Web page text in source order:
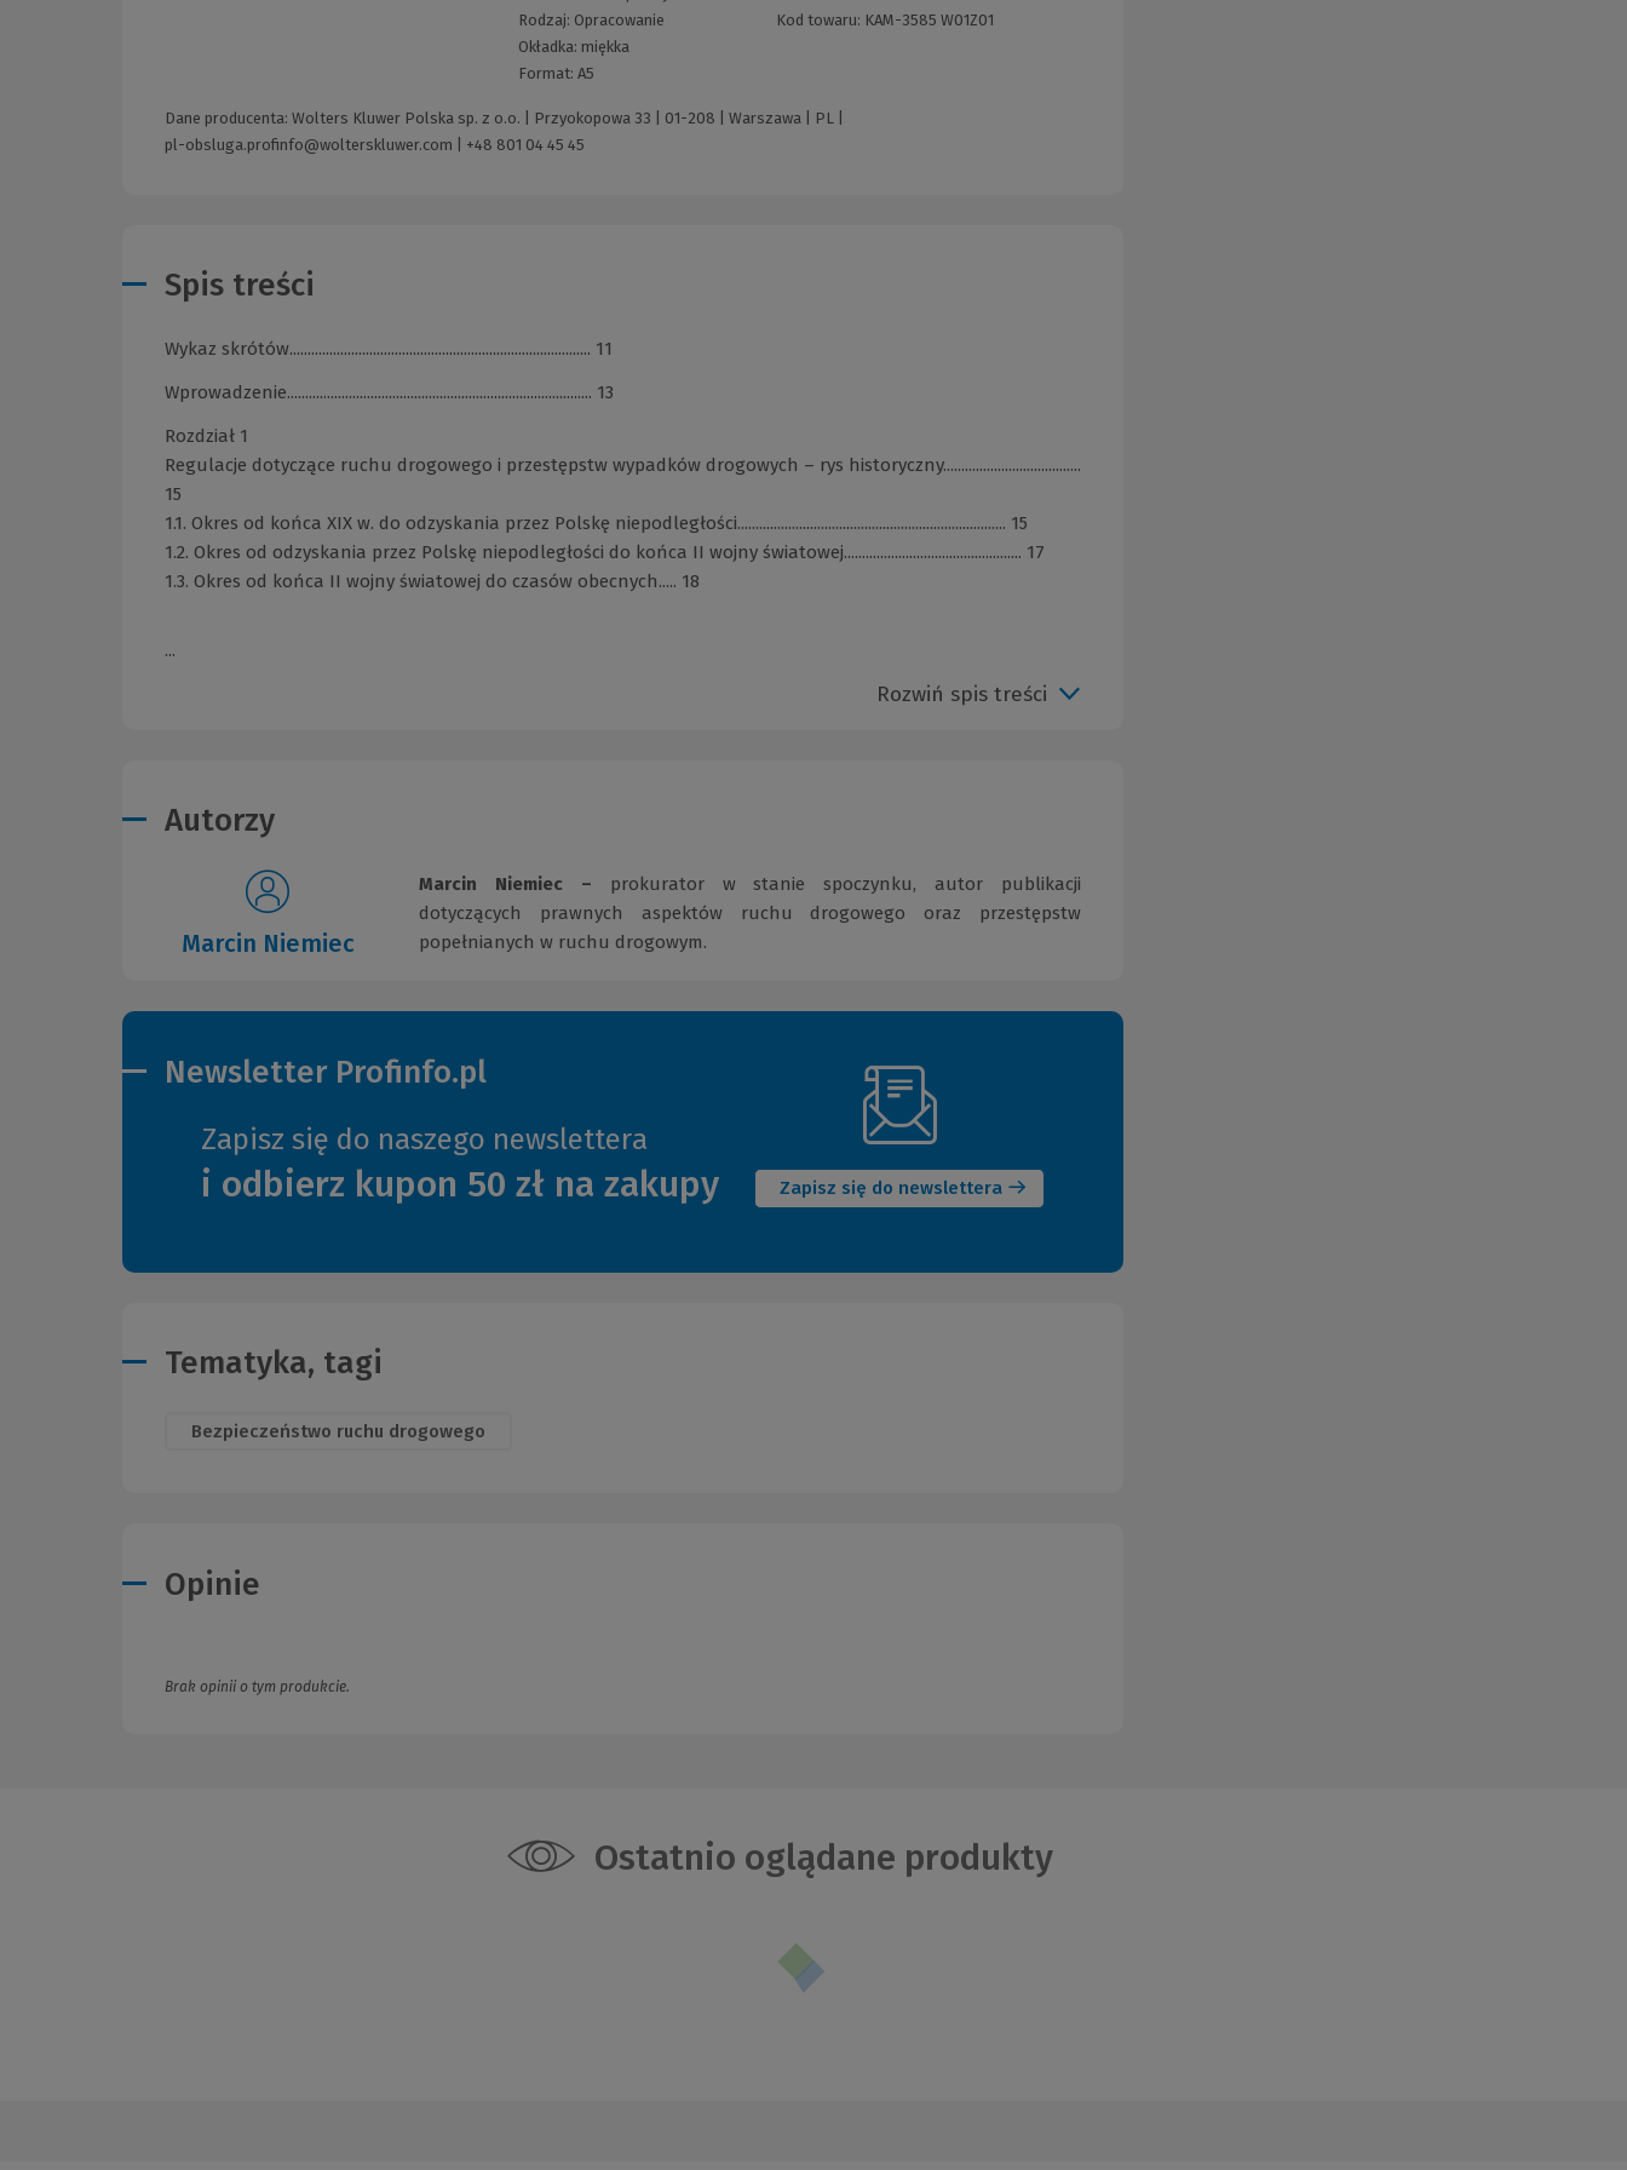
Rodzaj: Opracowanie
Okładka: miękka
Format:A5
Kod towaru: KAM-3585 W01Z01
Dane producenta: Wolters Kluwer Polska sp. z o.o. | Przyokopowa 33 | 01-208 | Warszawa | PL |
pl-obsluga.profinfo@wolterskluwer.com
+48 801 04 45 45
Spis treści
Wykaz skrótów................................................................................... 11
Wprowadzenie.................................................................................... 13
Rozdział 1
Regulacje dotyczące ruchu drogowego i przestępstw wypadków drogowych – rys historyczny......................................
15
1.1. Okres od końca XIX w. do odzyskania przez Polskę niepodległości.......................................................................... 15
1.2. Okres od odzyskania przez Polskę niepodległości do końca II wojny światowej................................................. 17
1.3. Okres od końca II wojny światowej do czasów obecnych..... 18
...
Rozwiń spis treści
Autorzy
Marcin Niemiec
Marcin Niemiec – prokurator w stanie spoczynku, autor publikacji
dotyczących prawnych aspektów ruchu drogowego oraz przestępstw
popełnianych w ruchu drogowym.
Newsletter Profinfo.pl
Zapisz się do naszego newslettera
i odbierz kupon 50 zł na zakupy Zapisz się do newslettera
okno)
Tematyka, tagi
Bezpieczeństwo ruchu drogowego
Opinie
Brak opinii o tym produkcie.
Ostatnio oglądane produkty